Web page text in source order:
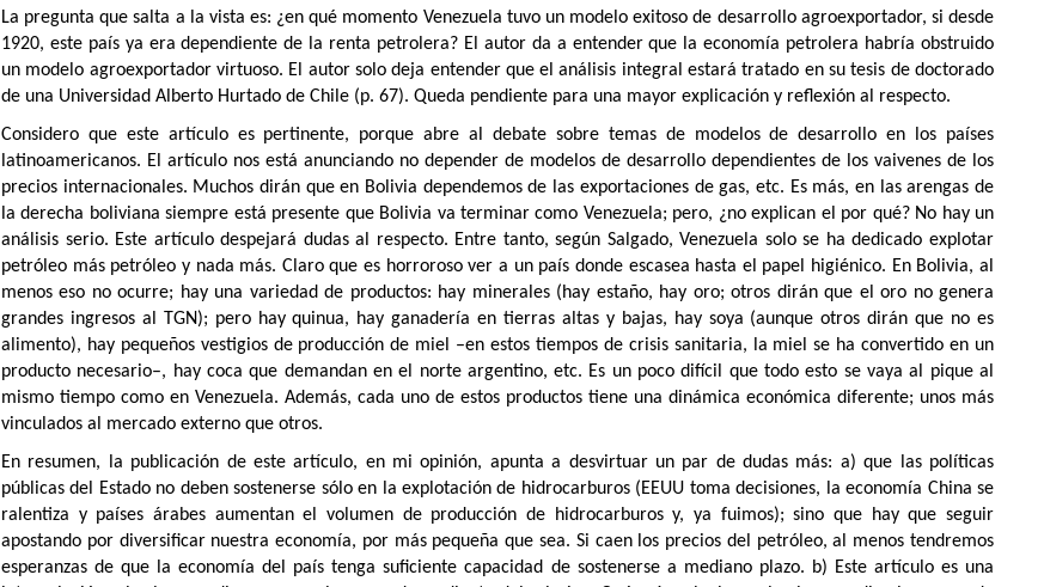
La pregunta que salta a la vista es: ¿en qué momento Venezuela tuvo un modelo exitoso de desarrollo agroexportador, si desde
1920, este país ya era dependiente de la renta petrolera? El autor da a entender que la economía petrolera habría obstruido
un modelo agroexportador virtuoso. El autor solo deja entender que el análisis integral estará tratado en su tesis de doctorado
de una Universidad Alberto Hurtado de Chile (p. 67). Queda pendiente para una mayor explicación y reflexión al respecto.
Considero que este artículo es pertinente, porque abre al debate sobre temas de modelos de desarrollo en los países
latinoamericanos. El artículo nos está anunciando no depender de modelos de desarrollo dependientes de los vaivenes de los
precios internacionales. Muchos dirán que en Bolivia dependemos de las exportaciones de gas, etc. Es más, en las arengas de
la derecha boliviana siempre está presente que Bolivia va terminar como Venezuela; pero, ¿no explican el por qué? No hay un
análisis serio. Este artículo despejará dudas al respecto. Entre tanto, según Salgado, Venezuela solo se ha dedicado explotar
petróleo más petróleo y nada más. Claro que es horroroso ver a un país donde escasea hasta el papel higiénico. En Bolivia, al
menos eso no ocurre; hay una variedad de productos: hay minerales (hay estaño, hay oro; otros dirán que el oro no genera
grandes ingresos al TGN); pero hay quinua, hay ganadería en tierras altas y bajas, hay soya (aunque otros dirán que no es
alimento), hay pequeños vestigios de producción de miel –en estos tiempos de crisis sanitaria, la miel se ha convertido en un
producto necesario–, hay coca que demandan en el norte argentino, etc. Es un poco difícil que todo esto se vaya al pique al
mismo tiempo como en Venezuela. Además, cada uno de estos productos tiene una dinámica económica diferente; unos más
vinculados al mercado externo que otros.
En resumen, la publicación de este artículo, en mi opinión, apunta a desvirtuar un par de dudas más: a) que las políticas
públicas del Estado no deben sostenerse sólo en la explotación de hidrocarburos (EEUU toma decisiones, la economía China se
ralentiza y países árabes aumentan el volumen de producción de hidrocarburos y, ya fuimos); sino que hay que seguir
apostando por diversificar nuestra economía, por más pequeña que sea. Si caen los precios del petróleo, al menos tendremos
esperanzas de que la economía del país tenga suficiente capacidad de sostenerse a mediano plazo. b) Este artículo es una